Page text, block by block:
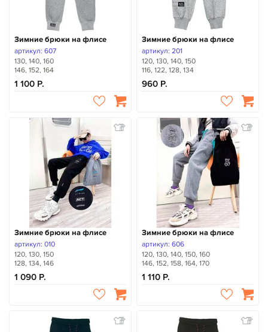
Зимние брюки на флисе
артикул: 607
130, 140, 160
146, 152, 164
1 100
Зимние брюки на флисе
артикул: 201
120, 130, 140, 150
116, 122, 128, 134
960
Зимние брюки на флисе
артикул: 010
120, 130, 150
128, 134, 146
1 090
Зимние брюки на флисе
артикул: 606
120, 130, 140, 150, 160
146, 152, 158, 164, 170
1 110